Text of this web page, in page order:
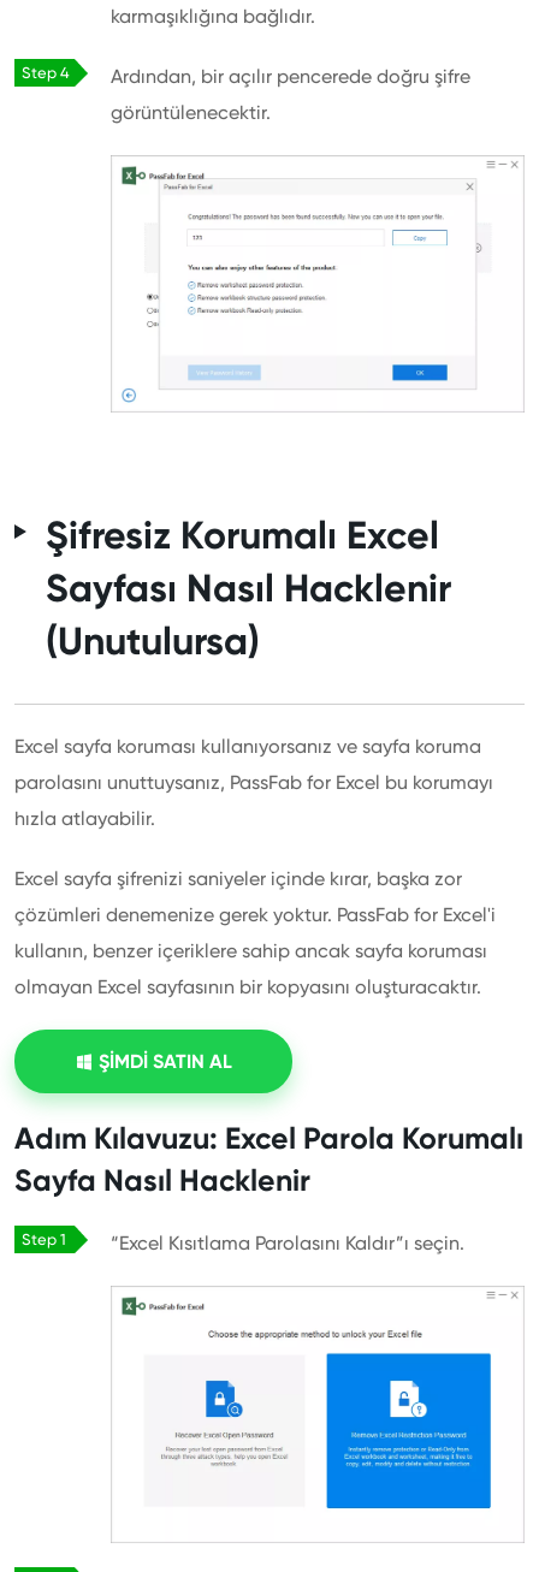
karmaşıklığına bağlıdır.
Ardından, bir açılır pencerede doğru şifre
görüntülenecektir.
Şifresiz Korumalı Excel
Sayfası Nasıl Hacklenir
(Unutulursa)
Excel sayfa koruması kullanıyorsanız ve sayfa koruma
parolasını unuttuysanız, PassFab for Excel bu korumayı
hızla atlayabilir.
Excel sayfa şifrenizi saniyeler içinde kırar, başka zor
çözümleri denemenize gerek yoktur. PassFab for Excel'i
kullanın, benzer içeriklere sahip ancak sayfa koruması
olmayan Excel sayfasının bir kopyasını oluşturacaktır.
ŞİMDİ SATIN AL
Adım Kılavuzu: Excel Parola Korumalı
Sayfa Nasıl Hacklenir
“Excel Kısıtlama Parolasını Kaldır”ı seçin.